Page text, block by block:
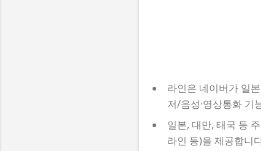
라인은 네이버가 일
저/음성·영상통화 기
일본, 대만, 태국 등
라인 등)을 제공합니